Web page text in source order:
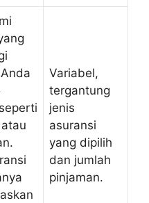
Variabel,
tergantung
jenis
asuransi
yang dipilih
dan jumlah
pinjaman.